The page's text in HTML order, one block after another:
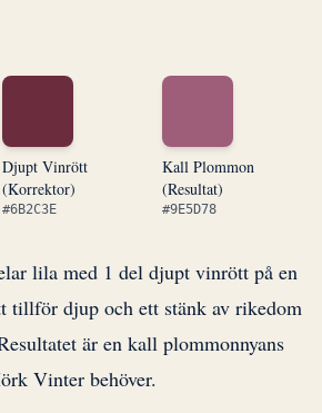
Djupt Vinrött
(Korrektor)
#6B2C3E
Kall Plommon
(Resultat)
#9E5D78
lila med 1 del djupt vinrött på en
tillför djup och ett stänk av rikedom
är en kall plommonnyans
Vinter behöver.